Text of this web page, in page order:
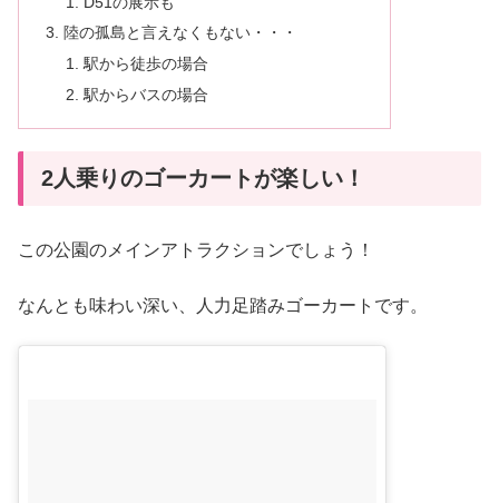
陸の孤島と言えなくもない・・・
駅から徒歩の場合
駅からバスの場合
2人乗りのゴーカートが楽しい！
この公園のメインアトラクションでしょう！
なんとも味わい深い、人力足踏みゴーカートです。